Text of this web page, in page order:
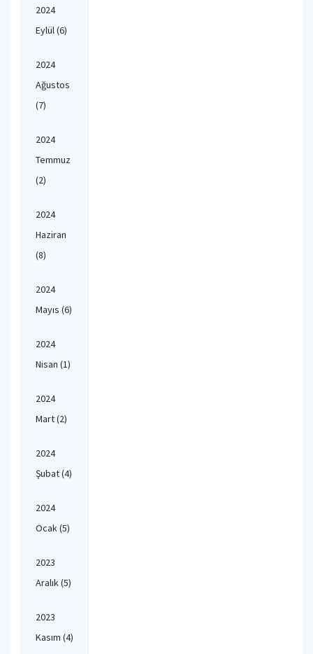
2024
Eylül(6)
2024
Ağustos
(7)
2024
Temmuz
(2)
2024
Haziran
(8)
2024
Mayıs (6)
2024
Nisan (1)
2024
Mart(2)
2024
Şubat(4)
2024
Ocak(5)
2023
Aralık(5)
2023
Kasım (4)